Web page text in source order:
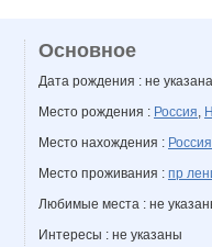
Основное
Дата рождения : не указана
Место рождения : Россия,
Место нахождения : Россия
Место проживания : пр
Любимые места : не
Интересы : не указаны